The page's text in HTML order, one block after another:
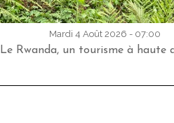
Mardi 4 Août 2026 - 07:00
Le Rwanda, un tourisme à haute